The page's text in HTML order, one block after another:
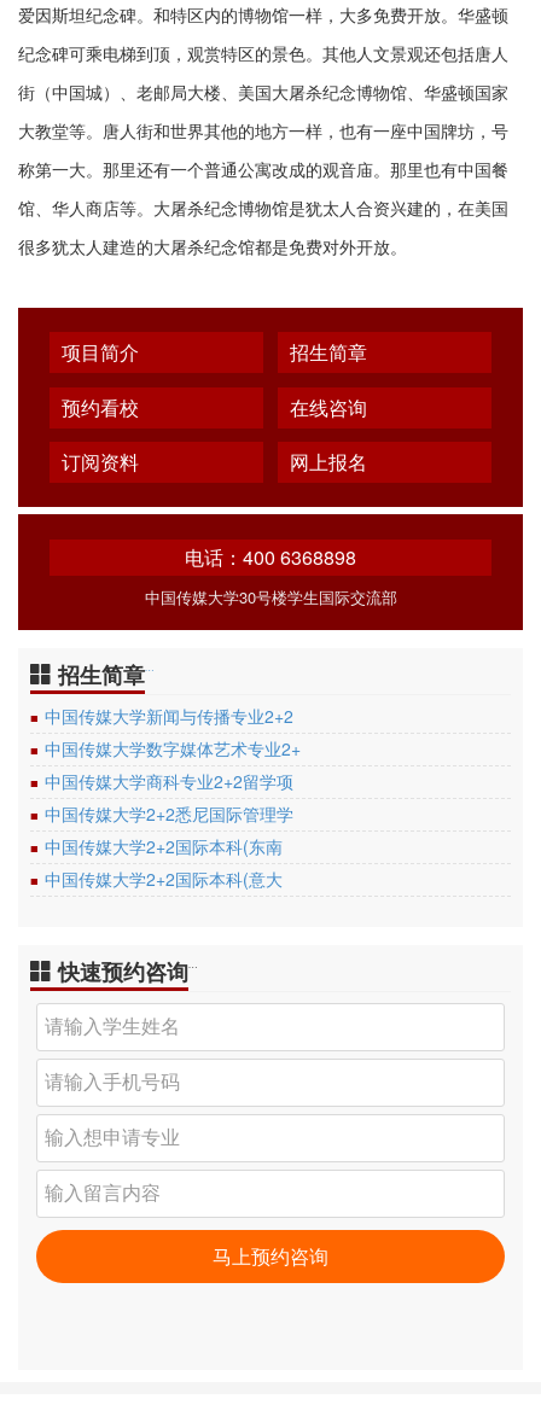
爱因斯坦纪念碑。和特区内的博物馆一样，大多免费开放。华盛顿
纪念碑可乘电梯到顶，观赏特区的景色。其他人文景观还包括唐人
街（中国城）、老邮局大楼、美国大屠杀纪念博物馆、华盛顿国家
大教堂等。唐人街和世界其他的地方一样，也有一座中国牌坊，号
称第一大。那里还有一个普通公寓改成的观音庙。那里也有中国餐
馆、华人商店等。大屠杀纪念博物馆是犹太人合资兴建的，在美国
很多犹太人建造的大屠杀纪念馆都是免费对外开放。
项目简介
招生简章
预约看校
在线咨询
订阅资料
网上报名
电话：400 6368898
中国传媒大学30号楼学生国际交流部
招生简章
■ 中国传媒大学新闻与传播专业2+2
■ 中国传媒大学数字媒体艺术专业2+
■ 中国传媒大学商科专业2+2留学项
■ 中国传媒大学2+2悉尼国际管理学
■ 中国传媒大学2+2国际本科(东南
■ 中国传媒大学2+2国际本科(意大
快速预约咨询